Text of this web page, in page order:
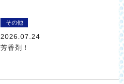
その他
2026.07.24
芳香剤！